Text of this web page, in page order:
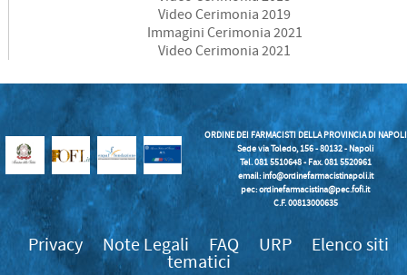
Video Cerimonia 2019
Immagini Cerimonia 2021
Video Cerimonia 2021
ORDINE DEI FARMACISTI DELLA PROVINCIA DI NAPOLI
Sede via Toledo, 156 - 80132 - Napoli
Tel. 081 5510648 - Fax. 081 5520961
email:info@ordinefarmacistinapoli.it
pec: ordinefarmacistina@pec.fofi.it
C.F. 00813000635
Privacy Note Legali FAQ URP
Elenco siti
tematici